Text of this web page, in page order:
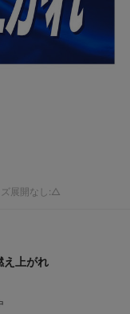
ズ展開なし:△
え上がれ